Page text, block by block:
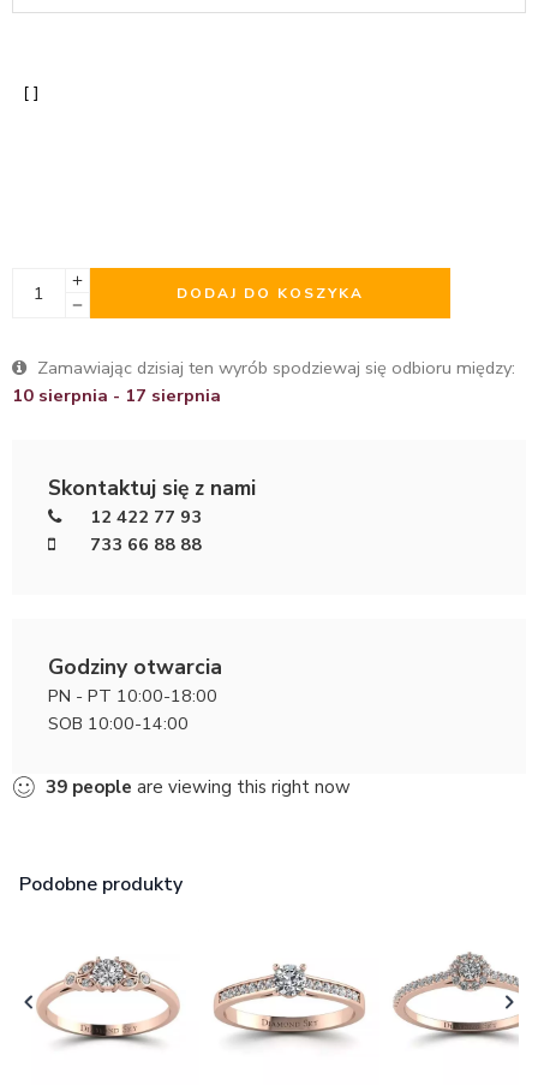
DODAJ DO KOSZYKA
Zamawiając dzisiaj ten wyrób spodziewaj się odbioru między:
10 sierpnia - 17 sierpnia
Skontaktuj się z nami
12 422 77 93
733 66 88 88
Godziny otwarcia
PN - PT 10:00-18:00
SOB 10:00-14:00
39 people are viewing this right now
Podobne produkty